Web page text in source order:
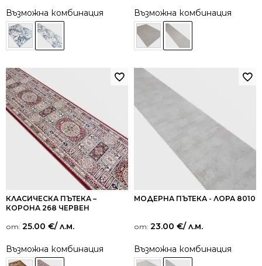
Възможна комбинация Възможна комбинация
КЛАСИЧЕСКА ПЪТЕКА –
КОРОНА 268 ЧЕРВЕН
от: 25.00 €/ л.м.
Възможна комбинация
МОДЕРНА ПЪТЕКА - ЛОРА 8010
от: 23.00 €/ л.м.
Възможна комбинация